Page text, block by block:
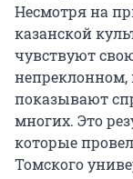
Несмотря на
казанской
чувствуют
непреклонном,
показывают
многих. Это
которые
Томского